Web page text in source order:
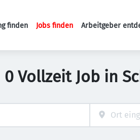
Haupt-
finden Jobs finden Arbeitgeber
0 Vollzeit Job in